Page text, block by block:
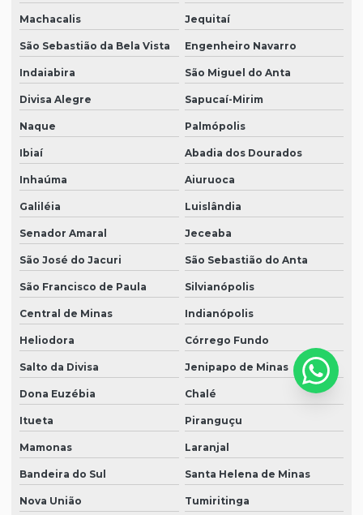
Machacalis Jequitaí
São Sebastião da Bela Vista Engenheiro Navarro
Indaiabira São Miguel do Anta
Divisa Alegre Sapucaí-Mirim
Naque Palmópolis
Ibiaí Abadia dos Dourados
Inhaúma Aiuruoca
Galiléia Luislândia
Senador Amaral Jeceaba
São José do Jacuri São Sebastião do Anta
São Francisco de Paula Silvianópolis
Central de Minas Indianópolis
Heliodora Córrego Fundo
Salto da Divisa Jenipapo de Minas
Dona Euzébia Chalé
Itueta Piranguçu
Mamonas Laranjal
Bandeira do Sul Santa Helena de Minas
Nova União Tumiritinga